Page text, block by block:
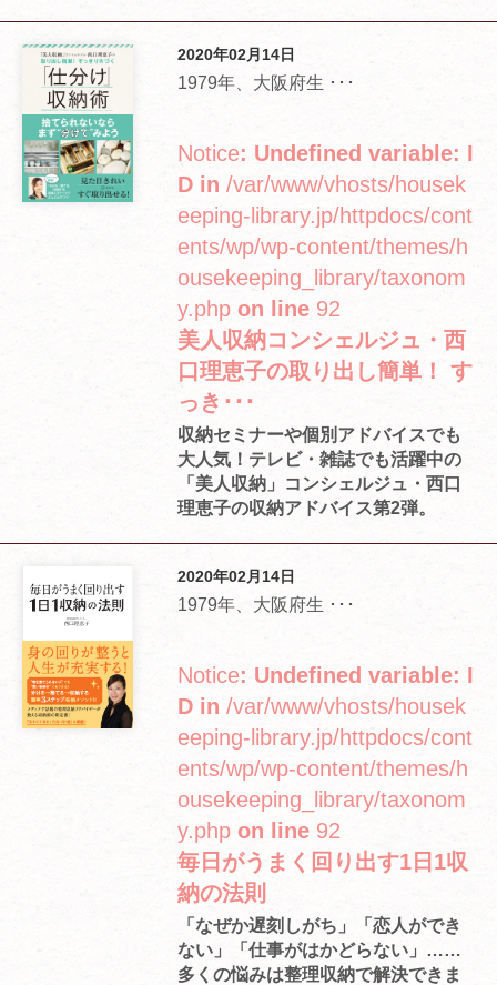
2020年02月14日
1979年、大阪府生 ･･･
Notice: Undefined variable: I
D in /var/www/vhosts/housek
eeping-library.jp/httpdocs/cont
ents/wp/wp-content/themes/h
ousekeeping_library/taxonom
y.php on line 92
美人収納コンシェルジュ・西
口理恵子の取り出し簡単！ す
っき･･･
収納セミナーや個別アドバイスでも
大人気！テレビ・雑誌でも活躍中の
「美人収納」コンシェルジュ・西口
理恵子の収納アドバイス第2弾。
2020年02月14日
1979年、大阪府生 ･･･
Notice: Undefined variable: I
D in /var/www/vhosts/housek
eeping-library.jp/httpdocs/cont
ents/wp/wp-content/themes/h
ousekeeping_library/taxonom
y.php on line 92
毎日がうまく回り出す1日1収
納の法則
「なぜか遅刻しがち」「恋人ができ
ない」「仕事がはかどらない」……
多くの悩みは整理収納で解決できま